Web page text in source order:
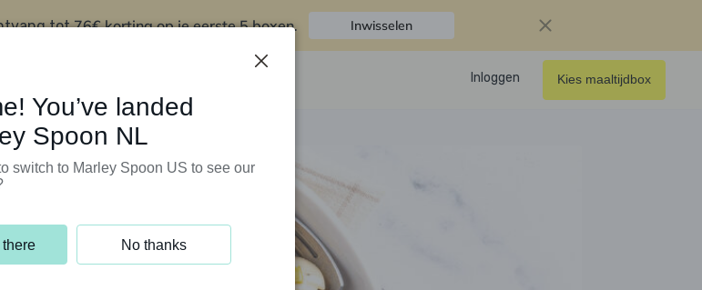
tot76€ korting op je eerste 5 boxen. Inwisselen
Inloggen Kies maaltijdbox
You’ve landed
Spoon NL
switch to Marley Spoon US to see our
there No thanks